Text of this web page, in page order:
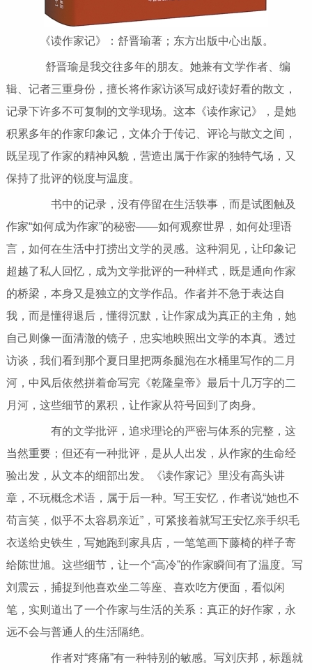
《读作家记》：舒晋瑜著；东方出版中心出版。
舒晋瑜是我交往多年的朋友。她兼有文学作者、编
辑、记者三重身份，擅长将作家访谈写成好读好看的散文，
记录下许多不可复制的文学现场。这本《读作家记》，是她
积累多年的作家印象记，文体介于传记、评论与散文之间，
既呈现了作家的精神风貌，营造出属于作家的独特气场，又
保持了批评的锐度与温度。
书中的记录，没有停留在生活轶事，而是试图触及
作家“如何成为作家”的秘密——如何观察世界，如何处理语
言，如何在生活中打捞出文学的灵感。这种洞见，让印象记
超越了私人回忆，成为文学批评的一种样式，既是通向作家
的桥梁，本身又是独立的文学作品。作者并不急于表达自
我，而是懂得退后，懂得沉默，让作家成为真正的主角，她
自己则像一面清澈的镜子，忠实地映照出文学的本真。透过
访谈，我们看到那个夏日里把两条腿泡在水桶里写作的二月
河，中风后依然拼着命写完《乾隆皇帝》最后十几万字的二
月河，这些细节的累积，让作家从符号回到了肉身。
有的文学批评，追求理论的严密与体系的完整，这
当然重要；但还有一种批评，是从人出发，从作家的生命经
验出发，从文本的细部出发。《读作家记》里没有高头讲
章，不玩概念术语，属于后一种。写王安忆，作者说“她也不
苟言笑，似乎不太容易亲近”，可紧接着就写王安忆亲手织毛
衣送给史铁生，写她跑到家具店，一笔笔画下藤椅的样子寄
给陈世旭。这些细节，让一个“高冷”的作家瞬间有了温度。写
刘震云，捕捉到他喜欢坐二等座、喜欢吃方便面，看似闲
笔，实则道出了一个作家与生活的关系：真正的好作家，永
远不会与普通人的生活隔绝。
作者对“疼痛”有一种特别的敏感。写刘庆邦，标题就